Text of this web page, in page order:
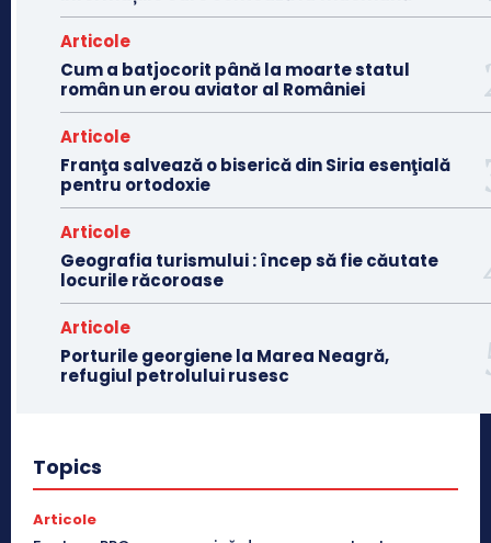
Articole
Cum a batjocorit până la moarte statul
român un erou aviator al României
Articole
Franţa salvează o biserică din Siria esenţială
pentru ortodoxie
Articole
Geografia turismului : încep să fie căutate
locurile răcoroase
Articole
Porturile georgiene la Marea Neagră,
refugiul petrolului rusesc
Topics
Articole